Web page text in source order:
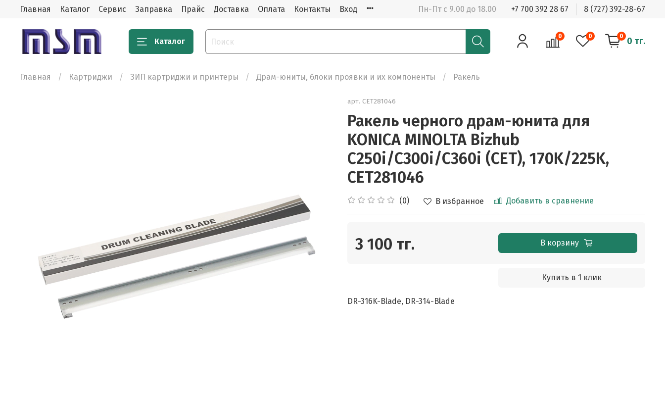
Главная Каталог Сервис Заправка Прайс Доставка Оплата Контакты Вход Пн-Пт с 9.00 до 18.00 +7 700 392 28 67 8 (727) 392-28-67
Каталог
0 0 0 0 тг.
Главная Картриджи ЗИП картриджи и принтеры Драм-юниты, блоки проявки и их компоненты Ракель
арт. CET281046
Ракель черного драм-юнита для
KONICA MINOLTA Bizhub
C250i/C300i/C360i (CET), 170K/225K,
CET281046
(0) В избранное Добавить в сравнение
3 100 тг. В корзину
Купить в 1 клик
DR-316K-Blade, DR-314-Blade